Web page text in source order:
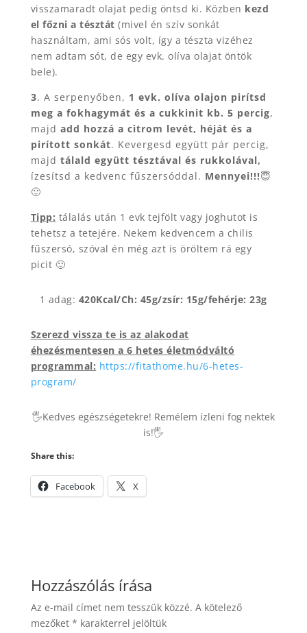
visszamaradt olajat pedig öntsd ki. Közben kezd
el főzni a tésztát (mivel én szív sonkát
használtam, ami sós volt, így a tészta vizéhez
nem adtam sót, de egy evk. olíva olajat öntök
bele).
3. A serpenyőben, 1 evk. olíva olajon pirítsd
meg a fokhagymát és a cukkinit kb. 5 percig,
majd add hozzá a citrom levét, héját és a
pirított sonkát. Kevergesd együtt pár percig,
majd tálald együtt tésztával és rukkolával,
ízesítsd a kedvenc fűszersóddal. Mennyei!!!😇
🙂
Tipp: tálalás után 1 evk tejfölt vagy joghutot is
tehetsz a tetejére. Nekem kedvencem a chilis
fűszersó, szóval én még azt is öröltem rá egy
picit 🙂
1 adag: 420Kcal/Ch: 45g/zsír: 15g/fehérje: 23g
Szerezd vissza te is az alakodat
éhezésmentesen a 6 hetes életmódváltó
programmal: https://fitathome.hu/6-hetes-
program/
🖐Kedves egészségetekre! Remélem ízleni fog nektek
is!🖐
Share this:
Facebook X
Hozzászólás írása
Az e-mail címet nem tesszük közzé. A kötelező
mezőket * karakterrel jelöltük